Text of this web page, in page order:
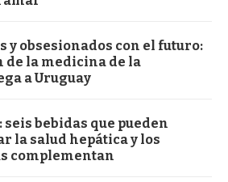
y obsesionados con el futuro:
de la medicina de la
a Uruguay
bebidas que pueden
la salud hepática y los
complementan